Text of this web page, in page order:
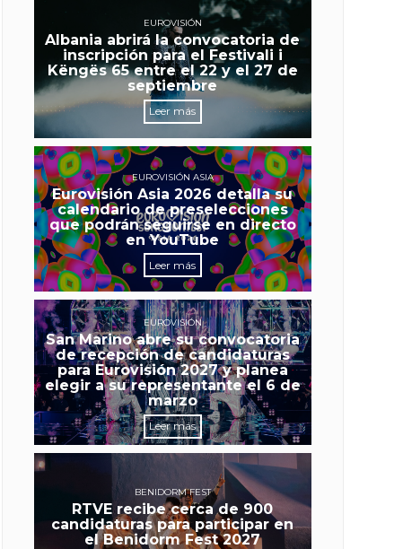
EUROVISIÓN
Albania abrirá la convocatoria de
inscripción para el Festivali i
Këngës 65 entre el 22 y el 27 de
septiembre
Leer más
EUROVISIÓN ASIA
Eurovisión Asia 2026 detalla su
calendario de preselecciones
que podrán seguirse en directo
en YouTube
Leer más
EUROVISIÓN
San Marino abre su convocatoria
de recepción de candidaturas
para Eurovisión 2027 y planea
elegir a su representante el 6 de
marzo
Leer más
BENIDORM FEST
RTVE recibe cerca de 900
candidaturas para participar en
el Benidorm Fest 2027